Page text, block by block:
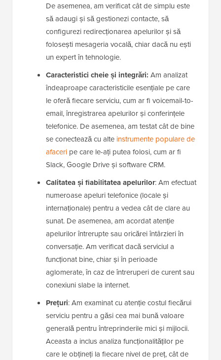
De asemenea, am verificat cât de simplu este
să adaugi și să gestionezi contacte, să
configurezi redirecționarea apelurilor și să
folosești mesageria vocală, chiar dacă nu ești
un expert în tehnologie.
Caracteristici cheie și integrări: Am analizat
îndeaproape caracteristicile esențiale pe care
le oferă fiecare serviciu, cum ar fi voicemail-to-
email, înregistrarea apelurilor și conferințele
telefonice. De asemenea, am testat cât de bine
se conectează cu alte instrumente populare de
afaceri pe care le-ați putea folosi, cum ar fi
Slack, Google Drive și software CRM.
Calitatea și fiabilitatea apelurilor: Am efectuat
numeroase apeluri telefonice (locale și
internaționale) pentru a vedea cât de clare au
sunat. De asemenea, am acordat atenție
apelurilor întrerupte sau oricărei întârzieri în
conversație. Am verificat dacă serviciul a
funcționat bine, chiar și în perioade
aglomerate, în caz de întreruperi de curent sau
conexiuni slabe la internet.
Prețuri: Am examinat cu atenție costul fiecărui
serviciu pentru a găsi cea mai bună valoare
generală pentru întreprinderile mici și mijlocii.
Aceasta a inclus analiza funcționalităților pe
care le obțineți la fiecare nivel de preț, cât de